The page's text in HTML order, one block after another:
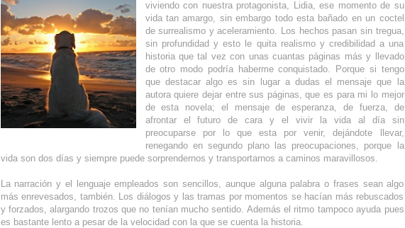
viviendo con nuestra protagonista, Lidia, ese momento de su
vida tan amargo, sin embargo todo esta bañado en un coctel
de surrealismo y aceleramiento. Los hechos pasan sin tregua,
sin profundidad y esto le quita realismo y credibilidad a una
historia que tal vez con unas cuantas páginas más y llevado
de otro modo podría haberme conquistado. Porque si tengo
que destacar algo es sin lugar a dudas el mensaje que la
autora quiere dejar entre sus páginas, que es para mi lo mejor
de esta novela; el mensaje de esperanza, de fuerza, de
afrontar el futuro de cara y el vivir la vida al día sin
preocuparse por lo que esta por venir, dejándote llevar,
renegando en segundo plano las preocupaciones, porque la
vida son dos días y siempre puede sorprendernos y transportarnos a caminos maravillosos.
La narración y el lenguaje empleados son sencillos, aunque alguna palabra o frases sean algo
más enrevesados, también. Los diálogos y las tramas por momentos se hacían más rebuscados
y forzados, alargando trozos que no tenían mucho sentido. Además el ritmo tampoco ayuda pues
es bastante lento a pesar de la velocidad con la que se cuenta la historia.